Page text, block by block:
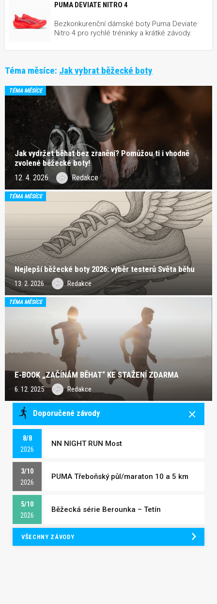
PUMA DEVIATE NITRO 4
Bezkonkurenční dámské boty Puma Deviate
Nitro 4 pro rychlé tréninky a krátké závody.
Téma měsíce: Jak vybrat běžecké boty
TÉMA MĚSÍCE
Jak vydržet běhat bez zranění? Pomůžou ti i vhodně
zvolené běžecké boty!
12. 4. 2026 Redakce
TÉMA MĚSÍCE
Nejlepší běžecké boty 2026: výběr testerů Světa běhu
13. 2. 2026 Redakce
TÉMA MĚSÍCE
E-BOOK „ZAČÍNÁM BĚHAT“ KE STAŽENÍ ZDARMA
6. 12. 2025 Redakce
Doporučené závody
8/8
2026
NN NIGHT RUN Most
3/10
2026
PUMA Třeboňský půl/maraton 10 a 5 km
5/10
2026
Běžecká série Berounka – Tetín
VŠECHNY ZÁVODY